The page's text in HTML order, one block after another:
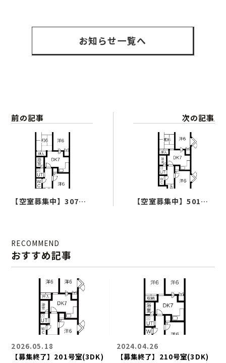
ギャラリー
お知らせ一覧へ
前の記事
【空室募集中】307号
次の記事
【空室募集中】501号
RECOMMEND
おすすめ記事
【募集終了】201号室(3DK)
2026.05.18
【募集終了】210号室(3DK)
2024.04.26